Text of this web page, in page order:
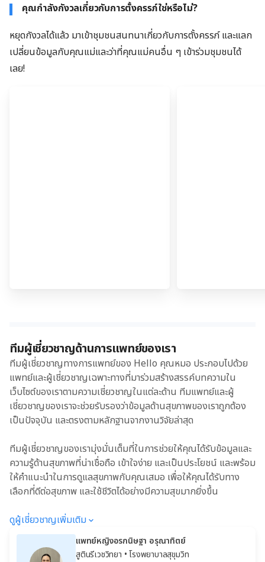
คุณกำลังกังวลเกี่ยวกับการตั้งครรภ์ใช่หรือไม่?
หยุดกังวลได้แล้ว มาเข้าชุมชนสนทนาเกี่ยวกับการตั้งครรภ์ และแลก
เปลี่ยนข้อมูลกับคุณแม่และว่าที่คุณแม่คนอื่น ๆ เข้าร่วมชุมชนได้
เลย!
ทีมผู้เชี่ยวชาญด้านการแพทย์ของเรา
ทีมผู้เชี่ยวชาญทางการแพทย์ของ Hello คุณหมอ ประกอบไปด้วย
แพทย์และผู้เชี่ยวชาญเฉพาะทางที่มาร่วมสร้างสรรค์บทความใน
เว็บไซต์ของเราตามความเชี่ยวชาญในแต่ละด้าน ทีมแพทย์และผู้
เชี่ยวชาญของเราจะช่วยรับรองว่าข้อมูลด้านสุขภาพของเราถูกต้อง
เป็นปัจจุบัน และตรงตามหลักฐานจากงานวิจัยล่าสุด
ทีมผู้เชี่ยวชาญของเรามุ่งมั่นเต็มที่ในการช่วยให้คุณได้รับข้อมูลและ
ความรู้ด้านสุขภาพที่น่าเชื่อถือ เข้าใจง่าย และเป็นประโยชน์ และพร้อม
ให้คำแนะนำในการดูแลสุขภาพกับคุณเสมอ เพื่อให้คุณได้รับทาง
เลือกที่ดีต่อสุขภาพ และใช้ชีวิตได้อย่างมีความสุขมากยิ่งขึ้น
ดูผู้เชี่ยวชาญเพิ่มเติม
แพทย์หญิงอรกนิษฐา อรุณาทิตย์
สูตินรีเวชวิทยา • โรงพยาบาลสุขุมวิท